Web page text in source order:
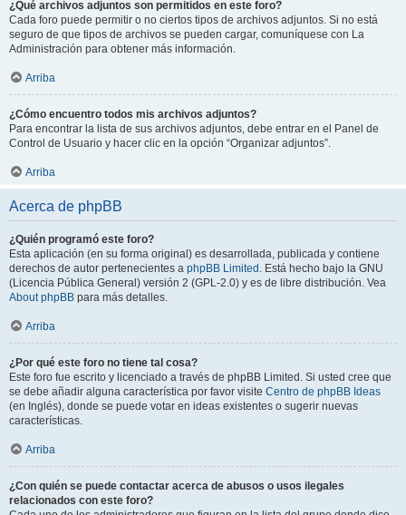
¿Qué archivos adjuntos son permitidos en este foro?
Cada foro puede permitir o no ciertos tipos de archivos adjuntos. Si no está
seguro de que tipos de archivos se pueden cargar, comuníquese con La
Administración para obtener más información.
Arriba
¿Cómo encuentro todos mis archivos adjuntos?
Para encontrar la lista de sus archivos adjuntos, debe entrar en el Panel de
Control de Usuario y hacer clic en la opción “Organizar adjuntos”.
Arriba
Acerca de phpBB
¿Quién programó este foro?
Esta aplicación (en su forma original) es desarrollada, publicada y contiene
derechos de autor pertenecientes a phpBB Limited . Está hecho bajo la GNU
(Licencia Pública General) versión 2 (GPL-2.0) y es de libre distribución. Vea
About phpBB para más detalles.
Arriba
¿Por qué este foro no tiene tal cosa?
Este foro fue escrito y licenciado a través de phpBB Limited. Si usted cree que
se debe añadir alguna característica por favor visite Centro de phpBB Ideas
(en Inglés), donde se puede votar en ideas existentes o sugerir nuevas
características.
Arriba
¿Con quién se puede contactar acerca de abusos o usos ilegales
relacionados con este foro?